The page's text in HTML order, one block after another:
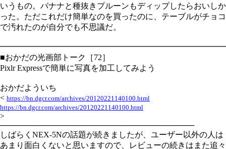
いうもの。バナナと種抜きプルーンもディップしたらおいしか
った。ただこれだけ簡単なのを買ったのに、テーブルがチョコ
で汚れたのが自分でも不思議だ。
■おかだの光画部トーク［72］
Pixlr Expressで簡単に写真を加工してみよう
おかだよういち
< https://bn.dgcr.com/archives/20120221140100.html
https://bn.dgcr.com/archives/20120221140100.html
>
───────────────────────────────────
しばらくNEX-5Nの話題が続きましたが、ユーザー以外の人は
あまり面白くないと思いますので、レビューの続きはまた追々